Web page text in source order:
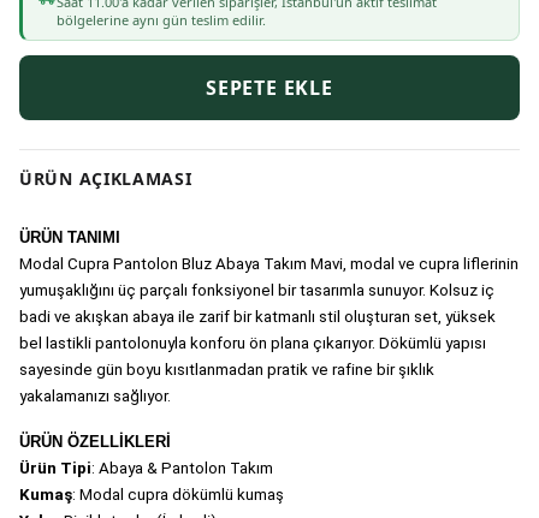
bölgelerine aynı gün teslim edilir.
SEPETE EKLE
ÜRÜN AÇIKLAMASI
ÜRÜN TANIMI
Modal Cupra Pantolon Bluz Abaya Takım Mavi, modal ve cupra liflerinin
yumuşaklığını üç parçalı fonksiyonel bir tasarımla sunuyor. Kolsuz iç
badi ve akışkan abaya ile zarif bir katmanlı stil oluşturan set, yüksek
bel lastikli pantolonuyla konforu ön plana çıkarıyor. Dökümlü yapısı
sayesinde gün boyu kısıtlanmadan pratik ve rafine bir şıklık
yakalamanızı sağlıyor.
ÜRÜN ÖZELLİKLERİ
Ürün Tipi: Abaya & Pantolon Takım
Kumaş: Modal cupra dökümlü kumaş